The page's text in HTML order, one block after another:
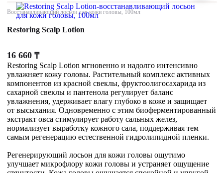
Восстанавливающий лосьон для кожи головы, 100мл
Restoring Scalp Lotion
16 660 ₸
Restoring Scalp Lotion мгновенно и надолго интенсивно
увлажняет кожу головы. Растительный комплекс активных
компонентов из красной свеклы, фруктоолигосахарида из
сахарной свеклы и пантенола регулирует баланс
увлажнения, удерживает влагу глубоко в коже и защищает
от высыхания. Одновременно с этим биоферментированный
экстракт овса стимулирует работу сальных желез,
нормализует выработку кожного сала, поддерживая тем
самым регенерацию естественной гидролипидной пленки.
Регенерирующий лосьон для кожи головы ощутимо
улучшает микрофлору кожи головы и устраняет ощущение